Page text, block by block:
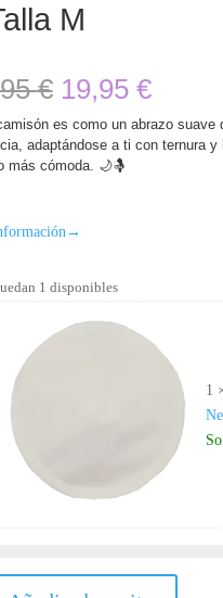
M
€ El
precio
original
38,95 €.
19,95 €El
actual
es como un abrazo
adaptándose a ti con ternura
más cómoda. 🌙🤱
→
1 disponibles
1